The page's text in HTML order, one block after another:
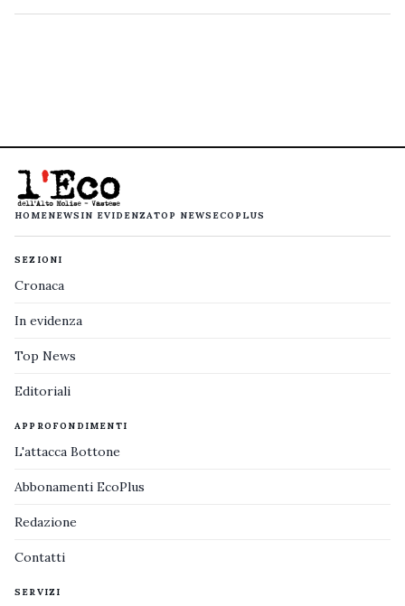
HOMENEWS IN EVIDENZATOP NEWS ECOPLUS
SEZIONI
Cronaca
In evidenza
Top News
Editoriali
APPROFONDIMENTI
L'attacca Bottone
Abbonamenti EcoPlus
Redazione
Contatti
SERVIZI